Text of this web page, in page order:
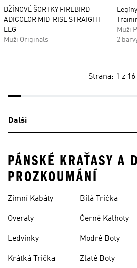
DŽÍNOVÉ ŠORTKY FIREBIRD
ADICOLOR MID-RISE STRAIGHT
LEG
Muži Originals
Muži
2
Strana: 1 z 16
Další
PÁNSKÉ KRAŤASY A
PROZKOUMÁNÍ
Zimní Kabáty
Overaly
Ledvinky
Krátká Trička
Bílá Trička
Černé Kalhoty
Modré Boty
Zlaté Boty